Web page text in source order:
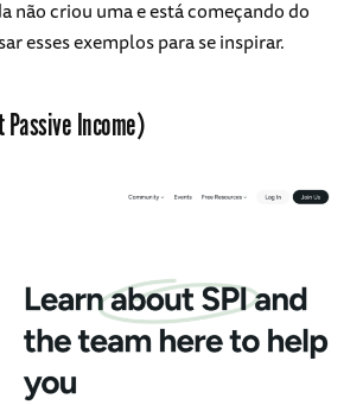
não criou uma e está começando do
esses exemplos para se inspirar.
Passive Income)